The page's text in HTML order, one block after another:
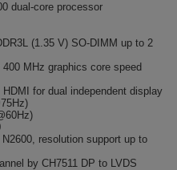
dual-core processor
(1.35 V) SO-DIMM up to 2
MHz graphics core speed
for dual independent display
resolution support up to
by CH7511 DP to LVDS